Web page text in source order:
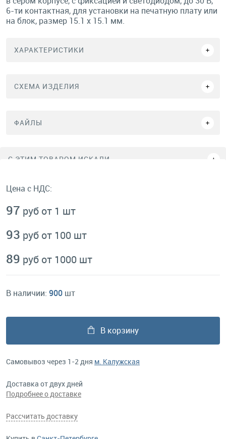
6-ти контактная, для установки на печатную плату или
на блок, размер 15.1 х 15.1 мм.
ХАРАКТЕРИСТИКИ
СХЕМА ИЗДЕЛИЯ
ФАЙЛЫ
C ЭТИМ ТОВАРОМ ИСКАЛИ
Цена с НДС:
97 руб от 1 шт
93 руб от 100 шт
89 руб от 1000 шт
В наличии: 900 шт
В корзину
Самовывоз через 1-2 дня м. Калужская
Доставка от двух дней
Подробнее о доставке
Рассчитать доставку